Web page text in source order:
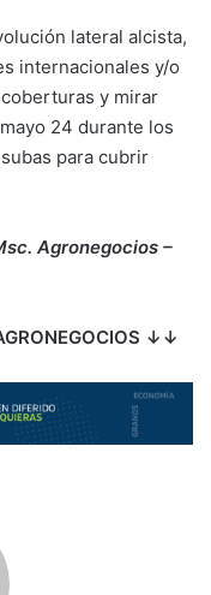
lateral alcista,
internacionales y/o
y mirar
24 durante los
para cubrir
Agronegocios –
↓↓